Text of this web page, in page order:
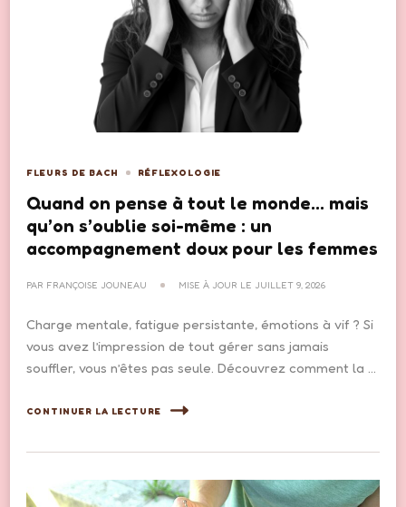
FLEURS DE BACH RÉFLEXOLOGIE
Quand on pense à tout le monde… mais
qu’on s’oublie soi-même : un
accompagnement doux pour les femmes
PAR FRANÇOISE JOUNEAU MISE À JOUR LE JUILLET 9, 2026
Charge mentale, fatigue persistante, émotions à vif ? Si
vous avez l’impression de tout gérer sans jamais
souffler, vous n’êtes pas seule. Découvrez comment la …
CONTINUER LA LECTURE